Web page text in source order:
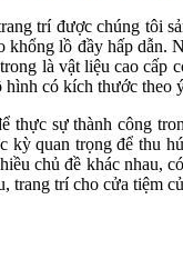
trí được chúng tôi
khổng lồ đầy hấp dẫn.
là vật liệu cao cấp
hình có kích thước theo
thực sự thành công
kỳ quan trọng để thu
chủ đề khác nhau,
trang trí cho cửa tiệm